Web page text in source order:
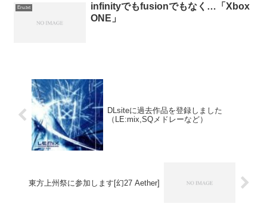
Eru.txt
infinityでもfusionでもなく…「Xbox
ONE」
DLsiteに過去作品を登録しました
（LE:mix,SQメドレーなど）
東方上州祭に参加します[幻27 Aether]